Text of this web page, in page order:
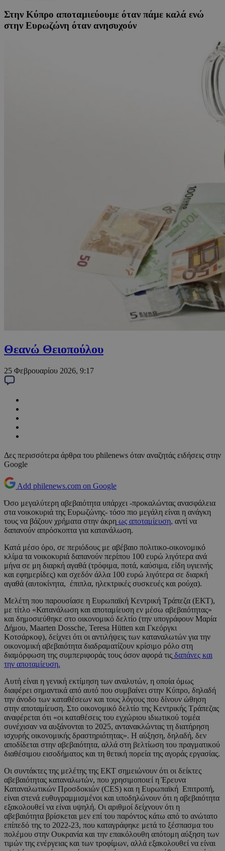
Στην Κύπρο αποταμιεύουμε όταν πάμε καλά ενώ
στην Ευρωζώνη όταν ανησυχούν
Θεανώ Θειοπούλου
25 Φεβρουαρίου 2026, 9:17
Δες περισσότερα άρθρα του philenews όταν αναζητάς ειδήσεις στην
Google
Add philenews.com on Google
Όσο μεγαλύτερη αβεβαιότητα υπάρχει -προκαλώντας ανασφάλεια
στα νοικοκυριά της Ευρωζώνης- τόσο πιο μεγάλη είναι η ανάγκη
τους να βάζουν χρήματα στην άκρη ως αποταμίευση, αντί να
δαπανούν απρόσκοπτα για κατανάλωση.
Κατά μέσο όρο, σε περιόδους με αβέβαιο πολιτικο-οικονομικό
κλίμα τα νοικοκυριά δαπανούν περίπου 100 ευρώ λιγότερα ανά
μήνα σε μη διαρκή αγαθά (τρόφιμα, ποτά, καύσιμα, είδη υγιεινής
και εφημερίδες) και σχεδόν άλλα 100 ευρώ λιγότερα σε διαρκή
αγαθά (αυτοκίνητα, έπιπλα, ηλεκτρικές συσκευές και ρούχα).
Μελέτη που παρουσίασε η Ευρωπαϊκή Κεντρική Τράπεζα (ΕΚΤ),
με τίτλο «Κατανάλωση και αποταμίευση εν μέσω αβεβαιότητας»
και δημοσιεύθηκε στο οικονομικό δελτίο (την υπογράφουν Μαρία
Δήμου, Maarten Dossche, Teresa Hütten και Γκεόργκι
Κοτσάρκοφ), δείχνει ότι οι αντιλήψεις των καταναλωτών για την
οικονομική αβεβαιότητα διαδραματίζουν κρίσιμο ρόλο στη
διαμόρφωση της συμπεριφοράς τους όσον αφορά τις δαπάνες και
την αποταμίευση.
Αυτή είναι η γενική εκτίμηση των αναλυτών, η οποία όμως
διαφέρει σημαντικά από αυτό που συμβαίνει στην Κύπρο, δηλαδή
την άνοδο των καταθέσεων και τους λόγους που δίνουν ώθηση
στην αποταμίευση. Στο οικονομικό δελτίο της Κεντρικής Τράπεζας
αναφέρεται ότι «οι καταθέσεις του εγχώριου ιδιωτικού τομέα
συνέχισαν να αυξάνονται το 2025, αντανακλώντας τη διατήρηση
ισχυρής οικονομικής δραστηριότητας». Η αύξηση, δηλαδή, δεν
αποδίδεται στην αβεβαιότητα, αλλά στη βελτίωση του πραγματικού
διαθέσιμου εισοδήματος και τη θετική πορεία της αγοράς εργασίας.
Οι συντάκτες της μελέτης της ΕΚΤ σημειώνουν ότι οι δείκτες
αβεβαιότητας καταναλωτών, που χρησιμοποιεί η Έρευνα
Καταναλωτικών Προσδοκιών (CES) και η Ευρωπαϊκή Επιτροπή,
είναι στενά ευθυγραμμισμένοι και υποδηλώνουν ότι η αβεβαιότητα
εξακολουθεί να είναι υψηλή. Οι αριθμοί δείχνουν ότι η
αβεβαιότητα βρίσκεται μεν επί του παρόντος κάτω από το ανώτατο
επίπεδό της το 2022-23, που καταγράφηκε μετά το ξέσπασμα του
πολέμου στην Ουκρανία και την επακόλουθη απότομη αύξηση των
τιμών της ενέργειας και των τροφίμων, αλλά εξακολουθεί να είναι